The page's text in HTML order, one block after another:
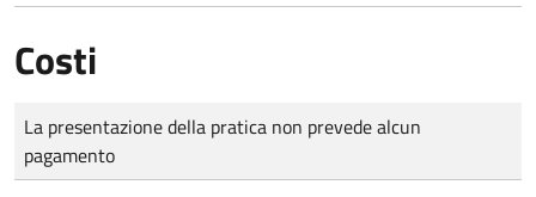
Costi
Tipo di pagamento
Importo
La presentazione della pratica non prevede alcun
pagamento